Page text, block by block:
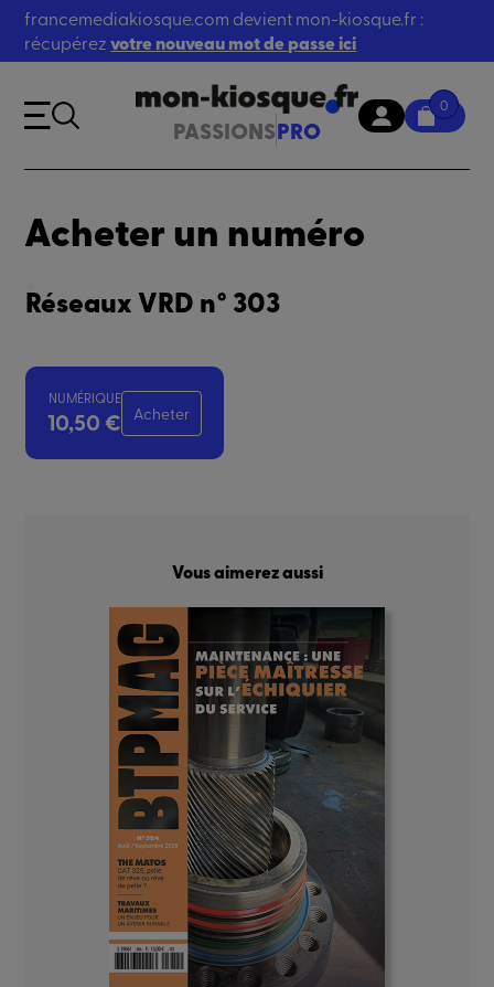
francemediakiosque.com devient mon-kiosque.fr :
récupérezvotre nouveau mot de passe ici
PASSIONSPRO
0
Acheter un numéro
Réseaux VRD n° 303
NUMÉRIQUE
10,50 € Acheter
Vous aimerez aussi